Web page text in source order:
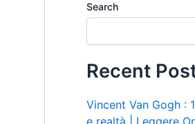
Search
Recent
Vincent Van Gogh :